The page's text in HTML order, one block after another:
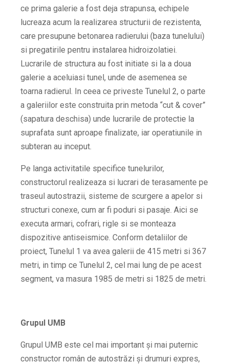
ce prima galerie a fost deja strapunsa, echipele
lucreaza acum la realizarea structurii de rezistenta,
care presupune betonarea radierului (baza tunelului)
si pregatirile pentru instalarea hidroizolatiei.
Lucrarile de structura au fost initiate si la a doua
galerie a aceluiasi tunel, unde de asemenea se
toarna radierul. In ceea ce priveste Tunelul 2, o parte
a galeriilor este construita prin metoda “cut & cover”
(sapatura deschisa) unde lucrarile de protectie la
suprafata sunt aproape finalizate, iar operatiunile in
subteran au inceput.
Pe langa activitatile specifice tunelurilor,
constructorul realizeaza si lucrari de terasamente pe
traseul autostrazii, sisteme de scurgere a apelor si
structuri conexe, cum ar fi poduri si pasaje. Aici se
executa armari, cofrari, rigle si se monteaza
dispozitive antiseismice. Conform detaliilor de
proiect, Tunelul 1 va avea galerii de 415 metri si 367
metri, in timp ce Tunelul 2, cel mai lung de pe acest
segment, va masura 1985 de metri si 1825 de metri.
Grupul UMB
Grupul UMB este cel mai important și mai puternic
constructor român de autostrăzi și drumuri expres,